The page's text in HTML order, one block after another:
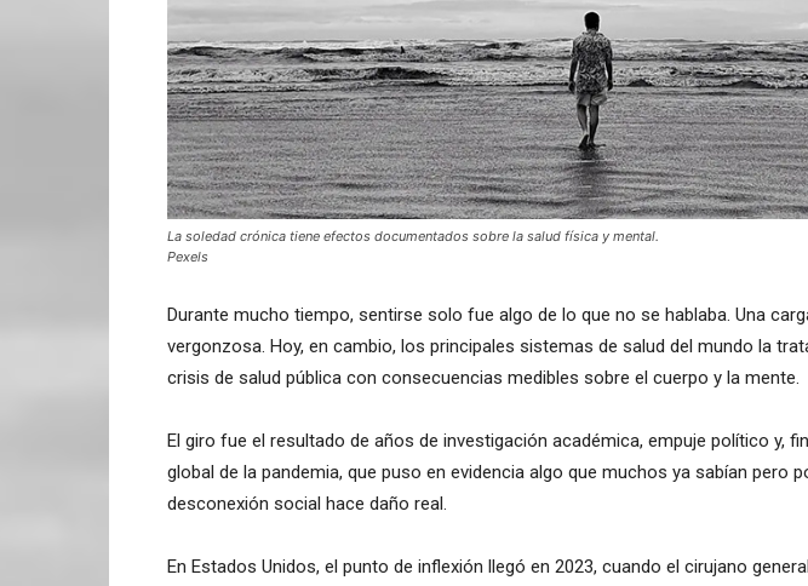
La soledad crónica tiene efectos documentados sobre la salud física y mental.
Pexels
Durante mucho tiempo, sentirse solo fue algo de lo que no se hablaba. Una
vergonzosa. Hoy, en cambio, los principales sistemas de salud del mundo la
crisis de salud pública con consecuencias medibles sobre el cuerpo y la mente.
El giro fue el resultado de años de investigación académica, empuje político y,
global de la pandemia, que puso en evidencia algo que muchos ya sabían pero
desconexión social hace daño real.
En Estados Unidos, el punto de inflexión llegó en 2023, cuando el cirujano